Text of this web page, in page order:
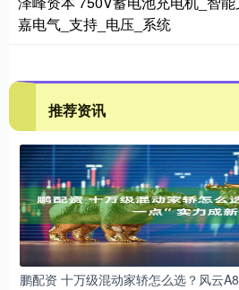
嘉电气_支持_电压_系统
推荐资讯
鹏配资 十万级混动家轿怎么选？风云